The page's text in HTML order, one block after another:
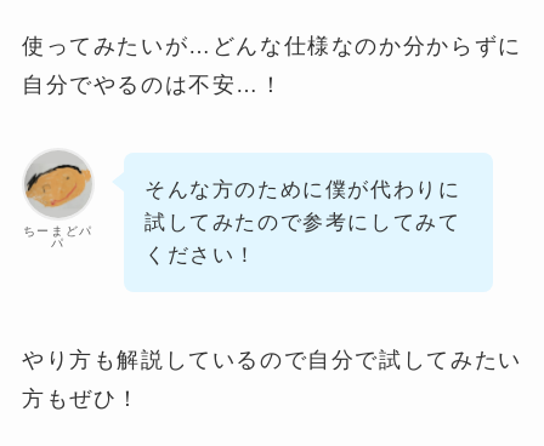
使ってみたいが…どんな仕様なのか分からずに
自分でやるのは不安…！
ちーまどパ
パ
そんな方のために僕が代わりに
試してみたので参考にしてみて
ください！
やり方も解説しているので自分で試してみたい
方もぜひ！